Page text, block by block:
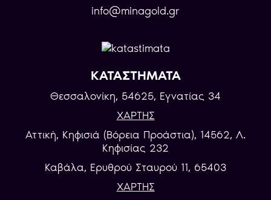
info@minagold.gr
ΚΑΤΑΣΤΗΜΑΤΑ
Θεσσαλονίκη, 54625, Εγνατίας 34
ΧΑΡΤΗΣ
Αττική, Κηφισιά (Βόρεια Προάστια), 14562, Λ.
Κηφισίας 232
Καβάλα, Eρυθρού Σταυρού 11, 65403
ΧΑΡΤΗΣ